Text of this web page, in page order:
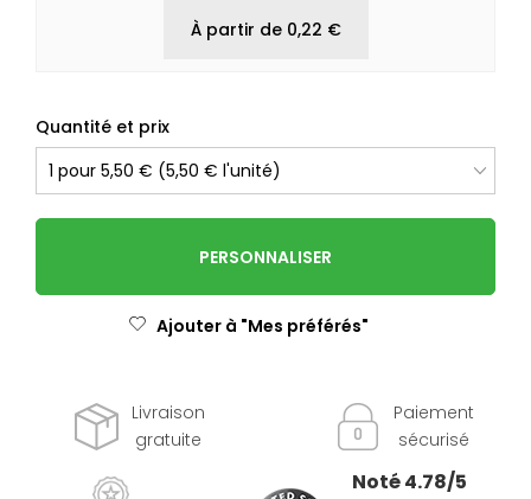
À partir de 0,22 €
Quantité et prix
PERSONNALISER
Ajouter à "Mes préférés"
Livraison
gratuite
Paiement
sécurisé
Noté 4.78/5